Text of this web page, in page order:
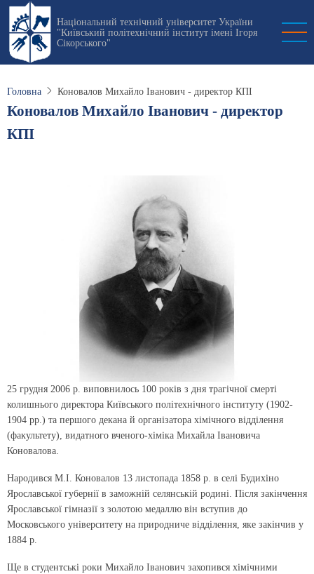
Перейти
основного
вмісту
Національний технічний університет України
"Київський політехнічний інститут імені Ігоря
Сікорського"
Головна Коновалов Михайло Іванович - директор КПI
Коновалов Михайло Іванович - директор
КПI
25 грудня 2006 р. виповнилось 100 років з дня трагічної смерті
колишнього директора Київського політехнічного інституту (1902-
1904 рр.) та першого декана й організатора хімічного відділення
(факультету), видатного вченого-хіміка Михайла Івановича
Коновалова.
Народився М.І. Коновалов 13 листопада 1858 р. в селі Будихіно
Ярославської губернії в заможній селянській родині. Після закінчення
Ярославської гімназії з золотою медаллю він вступив до
Московського університету на природниче відділення, яке закінчив у
1884 р.
Ще в студентські роки Михайло Іванович захопився хімічними